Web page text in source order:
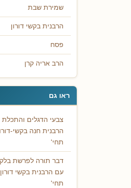
שמירת שבת
הרבנית בקשי דורון
פסח
הרב אריה קרן
ראו גם
צבעי הדגלים והתכלת
הרבנית חנה בקשי-
תחי'
דבר תורה לפרשת בלק
עם הרבנית בקשי דורון
תחי'